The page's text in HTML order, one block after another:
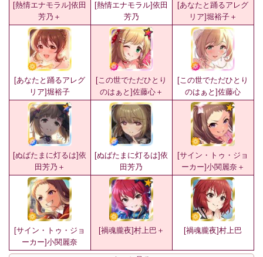
[熱情エナモラル]依田
芳乃＋
[熱情エナモラル]依田
芳乃
[あなたと踊るアレグ
リア]堀裕子＋
[あなたと踊るアレグ
リア]堀裕子
[この世でただひとり
のはぁと]佐藤心＋
[この世でただひとり
のはぁと]佐藤心
[ぬばたまに灯るは]依
田芳乃＋
[ぬばたまに灯るは]依
田芳乃
[サイン・トゥ・ジョ
ーカー]小関麗奈＋
[サイン・トゥ・ジョ
ーカー]小関麗奈
[禍魂朧夜]村上巴＋ [禍魂朧夜]村上巴